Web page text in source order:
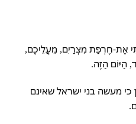
אֶת-חֶרְפַּת מִצְרַיִם, מֵעֲלֵיכֶם,
הַיּוֹם הַזֶּה.
כי מעשה בני ישראל שאינם